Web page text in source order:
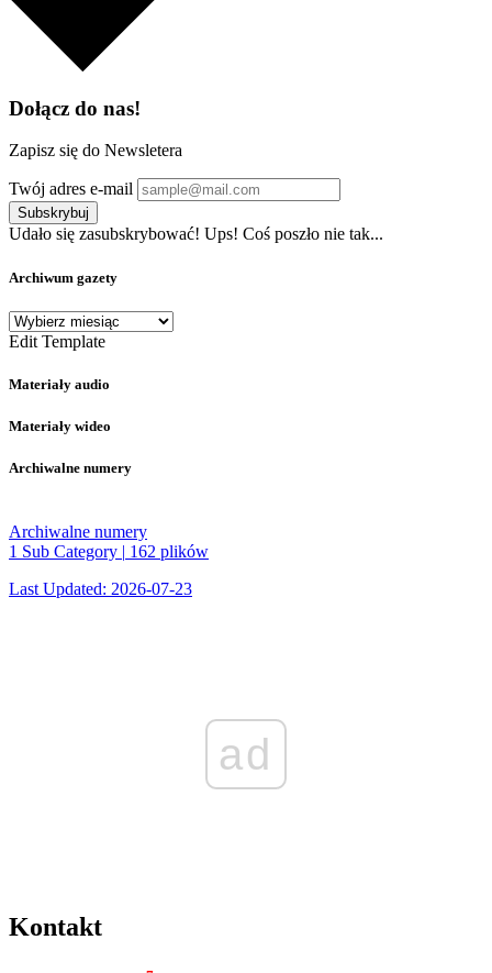
Dołącz do nas!
Zapisz się do Newsletera
Twój adres e-mail
Subskrybuj
Udało się zasubskrybować! Ups! Coś poszło nie tak...
Archiwum gazety
Archiwum
gazety
Edit Template
Materiały audio
Materiały wideo
Archiwalne numery
Archiwalne numery
1 Sub Category | 162 plików
Last Updated: 2026-07-23
ad
Kontakt